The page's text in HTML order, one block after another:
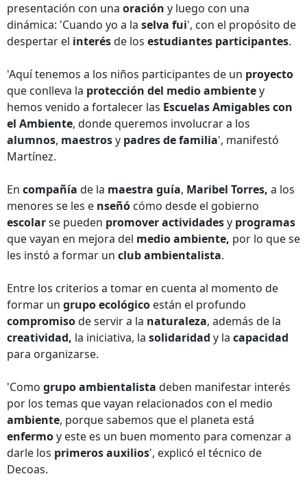
presentación con una oración y luego con una
dinámica: 'Cuando yo a la selva fui', con el propósito de
despertar el interésde los estudiantes participantes.
'Aquí tenemos a los niños participantes de un proyecto
que conlleva la protección del medio ambientey
hemos venido a fortalecer las Escuelas Amigables con
el Ambiente, donde queremos involucrar a los
alumnos, maestrosy padres de familia', manifestó
Martínez.
En compañía de la maestra guía, Maribel Torres, a los
menores se les e nseñó cómo desde el gobierno
escolarse pueden promover actividadesy programas
que vayan en mejora del medio ambiente, por lo que se
les instó a formar un club ambientalista.
Entre los criterios a tomar en cuenta al momento de
formar un grupo ecológico están el profundo
compromisode servir a la naturaleza, además de la
creatividad, la iniciativa, la solidaridad y la capacidad
para organizarse.
'Como grupo ambientalista deben manifestar interés
por los temas que vayan relacionados con el medio
ambiente, porque sabemos que el planeta está
enfermoy este es un buen momento para comenzar a
darle los primeros auxilios', explicó el técnico de
Decoas.